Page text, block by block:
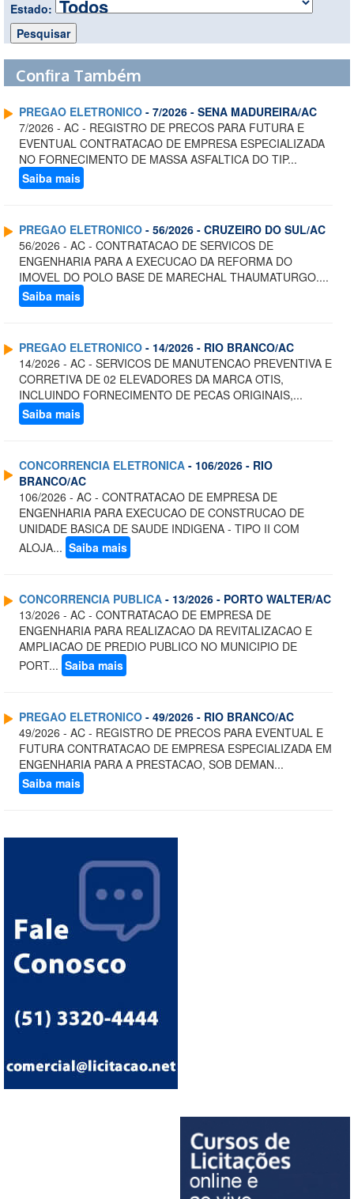
Estado:
Confira Também
PREGAO ELETRONICO - 7/2026 - SENA MADUREIRA/AC
7/2026 - AC - REGISTRO DE PRECOS PARA FUTURA E
EVENTUAL CONTRATACAO DE EMPRESA ESPECIALIZADA
NO FORNECIMENTO DE MASSA ASFALTICA DO TIP...
Saiba mais
PREGAO ELETRONICO - 56/2026 - CRUZEIRO DO SUL/AC
56/2026 - AC - CONTRATACAO DE SERVICOS DE
ENGENHARIA PARA A EXECUCAO DA REFORMA DO
IMOVEL DO POLO BASE DE MARECHAL THAUMATURGO....
Saiba mais
PREGAO ELETRONICO - 14/2026 - RIO BRANCO/AC
14/2026 - AC - SERVICOS DE MANUTENCAO PREVENTIVA E
CORRETIVA DE 02 ELEVADORES DA MARCA OTIS,
INCLUINDO FORNECIMENTO DE PECAS ORIGINAIS,...
Saiba mais
CONCORRENCIA ELETRONICA - 106/2026 - RIO
BRANCO/AC
106/2026 - AC - CONTRATACAO DE EMPRESA DE
ENGENHARIA PARA EXECUCAO DE CONSTRUCAO DE
UNIDADE BASICA DE SAUDE INDIGENA - TIPO II COM
ALOJA... Saiba mais
CONCORRENCIA PUBLICA - 13/2026 - PORTO WALTER/AC
13/2026 - AC - CONTRATACAO DE EMPRESA DE
ENGENHARIA PARA REALIZACAO DA REVITALIZACAO E
AMPLIACAO DE PREDIO PUBLICO NO MUNICIPIO DE
PORT... Saiba mais
PREGAO ELETRONICO - 49/2026 - RIO BRANCO/AC
49/2026 - AC - REGISTRO DE PRECOS PARA EVENTUAL E
FUTURA CONTRATACAO DE EMPRESA ESPECIALIZADA EM
ENGENHARIA PARA A PRESTACAO, SOB DEMAN...
Saiba mais